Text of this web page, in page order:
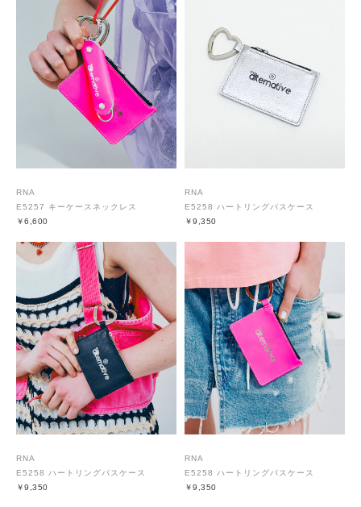
RNA
E5257 キーケースネックレス
￥6,600
RNA
E5258 ハートリングパスケース
￥9,350
RNA
E5258 ハートリングパスケース
￥9,350
RNA
E5258 ハートリングパスケース
￥9,350